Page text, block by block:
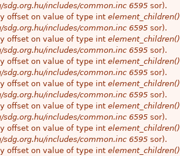
includes/common.inc 6595 sor).
offset on value of type int element_children()
includes/common.inc 6595 sor).
offset on value of type int element_children()
includes/common.inc 6595 sor).
offset on value of type int element_children()
includes/common.inc 6595 sor).
offset on value of type int element_children()
includes/common.inc 6595 sor).
offset on value of type int element_children()
includes/common.inc 6595 sor).
offset on value of type int element_children()
includes/common.inc 6595 sor).
offset on value of type int element_children()